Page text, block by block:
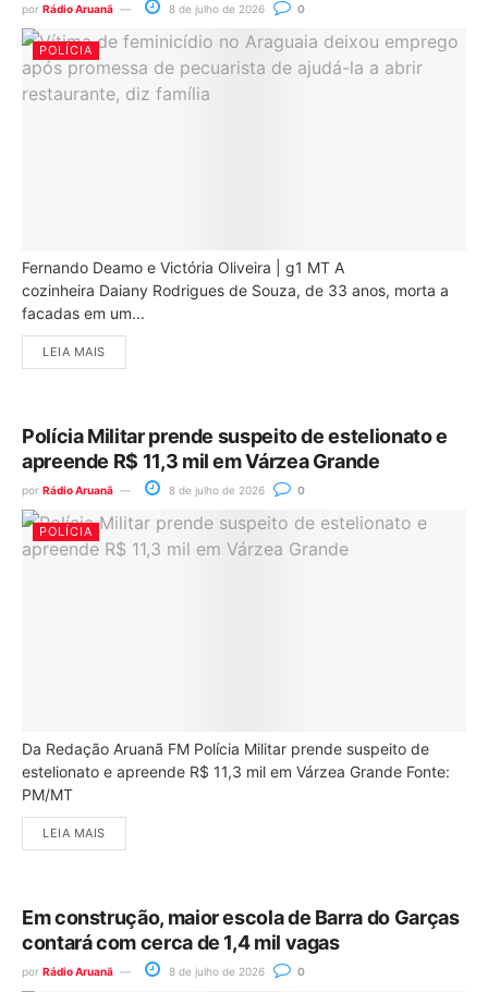
por Rádio Aruanã 8 de julho de 2026 0
POLÍCIA
Fernando Deamo e Victória Oliveira | g1 MT A
cozinheira Daiany Rodrigues de Souza, de 33 anos, morta a
facadas em um...
LEIA MAIS
Polícia Militar prende suspeito de estelionato e
apreende R$ 11,3 mil em Várzea Grande
por Rádio Aruanã 8 de julho de 2026 0
POLÍCIA
Da Redação Aruanã FM Polícia Militar prende suspeito de
estelionato e apreende R$ 11,3 mil em Várzea Grande Fonte:
PM/MT
LEIA MAIS
Em construção, maior escola de Barra do Garças
contará com cerca de 1,4 mil vagas
por Rádio Aruanã 8 de julho de 2026 0